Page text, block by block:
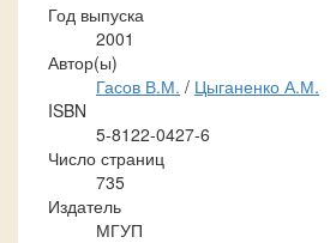
Год выпуска
2001
Автор(ы)
Гасов В.М. / Цыганенко А.М.
ISBN
5-8122-0427-6
Число страниц
735
Издатель
МГУП